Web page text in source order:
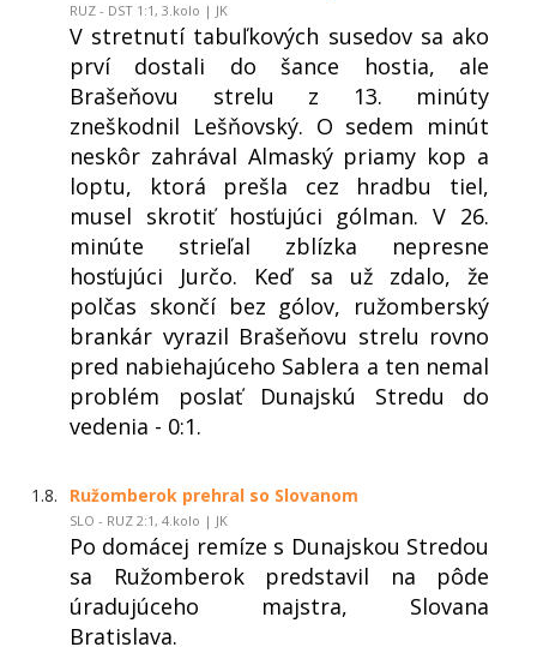
RUZ - DST 1:1, 3.kolo | JK
V stretnutí tabuľkových susedov sa ako
prví dostali do šance hostia, ale
Brašeňovu strelu z 13. minúty
zneškodnil Lešňovský. O sedem minút
neskôr zahrával Almaský priamy kop a
loptu, ktorá prešla cez hradbu tiel,
musel skrotiť hosťujúci gólman. V 26.
minúte strieľal zblízka nepresne
hosťujúci Jurčo. Keď sa už zdalo, že
polčas skončí bez gólov, ružomberský
brankár vyrazil Brašeňovu strelu rovno
pred nabiehajúceho Sablera a ten nemal
problém poslať Dunajskú Stredu do
vedenia - 0:1.
1.8. Ružomberok prehral so Slovanom
SLO - RUZ 2:1, 4.kolo | JK
Po domácej remíze s Dunajskou Stredou
sa Ružomberok predstavil na pôde
úradujúceho majstra, Slovana
Bratislava.